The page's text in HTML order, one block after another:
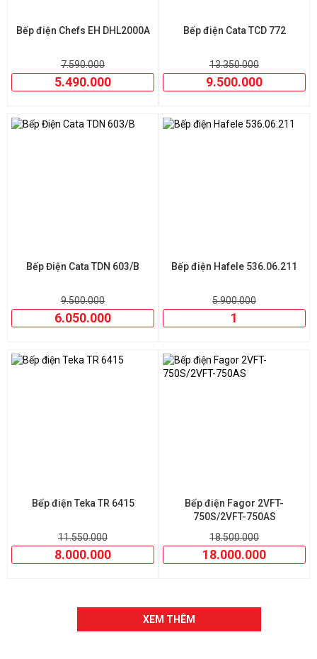
Bếp điện Chefs EH DHL2000A
7.590.000
5.490.000
Bếp điện Cata TCD 772
13.350.000
9.500.000
Bếp Điện Cata TDN 603/B
9.500.000
6.050.000
Bếp điện Hafele 536.06.211
5.900.000
1
Bếp điện Teka TR 6415
11.550.000
8.000.000
Bếp điện Fagor 2VFT-
750S/2VFT-750AS
18.500.000
18.000.000
XEM THÊM